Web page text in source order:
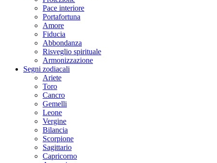
Pace interiore
Portafortuna
Amore
Fiducia
Abbondanza
Risveglio spirituale
Armonizzazione
Segni zodiacali
Ariete
Toro
Cancro
Gemelli
Leone
Vergine
Bilancia
Scorpione
Sagittario
Capricorno